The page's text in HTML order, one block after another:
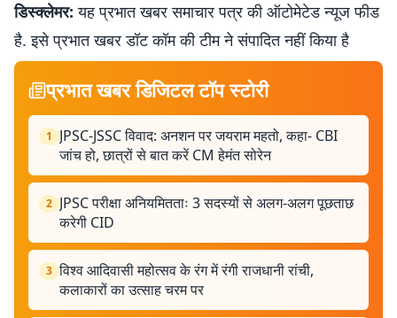
डिस्क्लेमर: यह प्रभात खबर समाचार पत्र की ऑटोमेटेड न्यूज फीड
है. इसे प्रभात खबर डॉट कॉम की टीम ने संपादित नहीं किया है
प्रभात खबर डिजिटल टॉप स्टोरी
1
JPSC-JSSC विवाद: अनशन पर जयराम महतो, कहा- CBI
जांच हो, छात्रों से बात करें CM हेमंत सोरेन
2 JPSC परीक्षा अनियमितताः 3 सदस्यों से अलग-अलग पूछताछ
करेगी CID
3 विश्व आदिवासी महोत्सव के रंग में रंगी राजधानी रांची,
कलाकारों का उत्साह चरम पर